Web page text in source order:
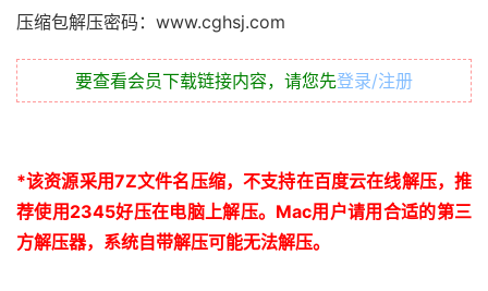
压缩包解压密码：www.cghsj.com
要查看会员下载链接内容，请您先登录/注册
*该资源采用7Z文件名压缩，不支持在百度云在线解压，推
荐使用2345好压在电脑上解压。 Mac用户请用合适的第三
方解压器，系统自带解压可能无法解压。